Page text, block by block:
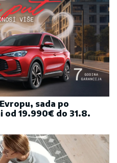
sada po
od 19.990€ do 31.8.